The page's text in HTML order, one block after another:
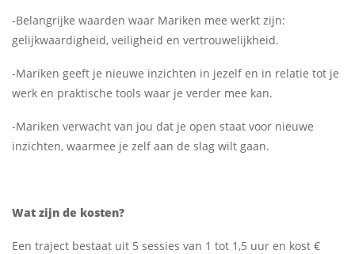
-Belangrijke waarden waar Mariken mee werkt zijn:
gelijkwaardigheid, veiligheid en vertrouwelijkheid.
-Mariken geeft je nieuwe inzichten in jezelf en in relatie tot je
werk en praktische tools waar je verder mee kan.
-Mariken verwacht van jou dat je open staat voor nieuwe
inzichten, waarmee je zelf aan de slag wilt gaan.
Wat zijn de kosten?
Een traject bestaat uit 5 sessies van 1 tot 1,5 uur en kost €